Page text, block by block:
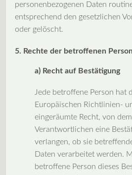
personenbezogenen Daten
entsprechend den gesetzlichen
oder gelöscht.
5. Rechte der betroffenen Person
a) Recht auf Bestätigung
Jede betroffene Person hat
Europäischen Richtlinien-
eingeräumte Recht, von
Verantwortlichen eine
verlangen, ob sie
Daten verarbeitet werden.
betroffene Person dieses